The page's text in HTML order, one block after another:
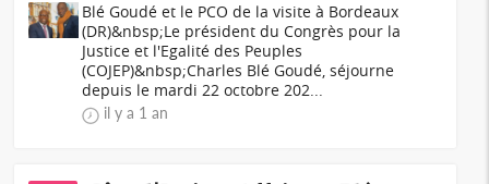
Blé Goudé et le PCO de la visite à Bordeaux
(DR)&nbsp;Le président du Congrès pour la
Justice et l'Egalité des Peuples
(COJEP)&nbsp;Charles Blé Goudé, séjourne
depuis le mardi 22 octobre 202...
il y a 1 an